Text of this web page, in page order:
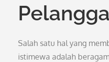
Salah satu hal yang
istimewa adalah